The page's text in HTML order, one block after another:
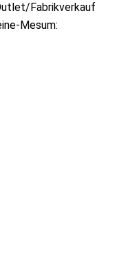
Fabrikverkauf
Mesum: